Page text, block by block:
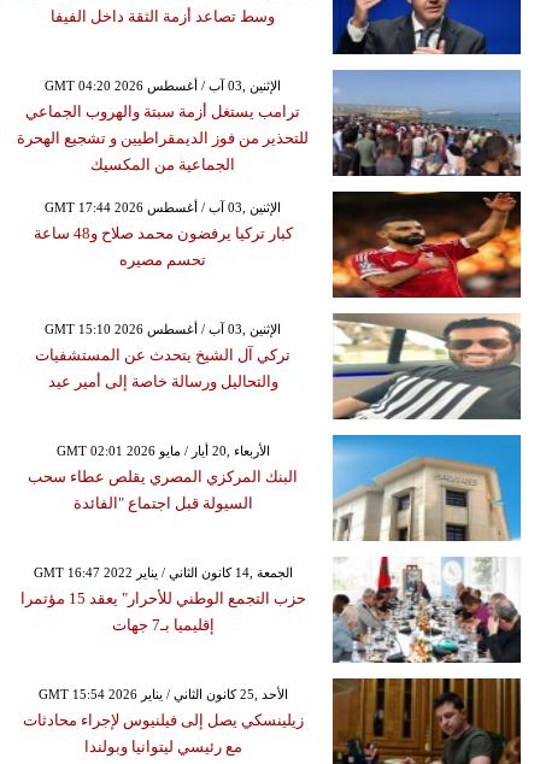
وسط تصاعد أزمة الثقة داخل الفيفا
GMT 04:20 2026 الإثنين ,03 آب / أغسطس
ترامب يستغل أزمة سبتة والهروب الجماعي
للتحذير من فوز الديمقراطيين و تشجيع الهحرة
الجماعية من المكسيك
GMT 17:44 2026 الإثنين ,03 آب / أغسطس
كبار تركيا يرفضون محمد صلاح و48 ساعة
تحسم مصيره
GMT 15:10 2026 الإثنين ,03 آب / أغسطس
تركي آل الشيخ يتحدث عن المستشفيات
والتحاليل ورسالة خاصة إلى أمير عيد
GMT 02:01 2026 الأربعاء ,20 أيار / مايو
البنك المركزي المصري يقلص عطاء سحب
السيولة قبل اجتماع "الفائدة
GMT 16:47 2022 الجمعة ,14 كانون الثاني / يناير
حزب التجمع الوطني للأحرار" يعقد 15 مؤتمرا
إقليميا بـ7 جهات
GMT 15:54 2026 الأحد ,25 كانون الثاني / يناير
زيلينسكي يصل إلى فيلنيوس لإجراء محادثات
مع رئيسي ليتوانيا وبولندا